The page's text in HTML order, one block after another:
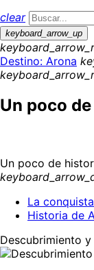
clear
keyboard_arrow_up
Destino: Arona
Un poco
Un poco de
La
Historia de
Descubrimiento